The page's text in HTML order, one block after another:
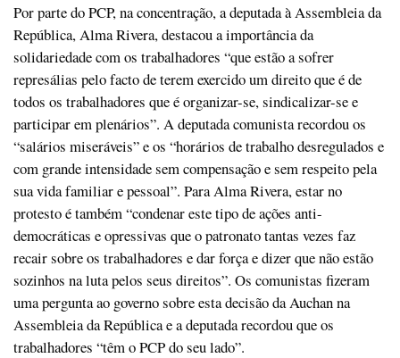
Por parte do PCP, na concentração, a deputada à Assembleia da
República, Alma Rivera, destacou a importância da
solidariedade com os trabalhadores “que estão a sofrer
represálias pelo facto de terem exercido um direito que é de
todos os trabalhadores que é organizar-se, sindicalizar-se e
participar em plenários”. A deputada comunista recordou os
“salários miseráveis” e os “horários de trabalho desregulados e
com grande intensidade sem compensação e sem respeito pela
sua vida familiar e pessoal”. Para Alma Rivera, estar no
protesto é também “condenar este tipo de ações anti-
democráticas e opressivas que o patronato tantas vezes faz
recair sobre os trabalhadores e dar força e dizer que não estão
sozinhos na luta pelos seus direitos”. Os comunistas fizeram
uma pergunta ao governo sobre esta decisão da Auchan na
Assembleia da República e a deputada recordou que os
trabalhadores “têm o PCP do seu lado”.